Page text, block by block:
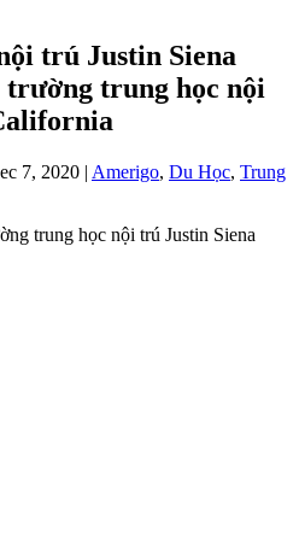
trú Justin Siena
trung học nội
7, 2020 | Amerigo, Du Học, Trung